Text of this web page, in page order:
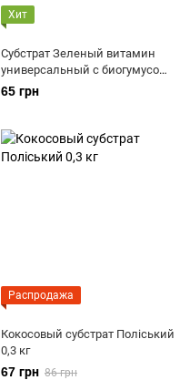
Хит
Субстрат Зеленый витамин
универсальный с биогумусом
7 л
65 грн
Распродажа
Кокосовый субстрат Поліський
0,3 кг
67 грн 86 грн